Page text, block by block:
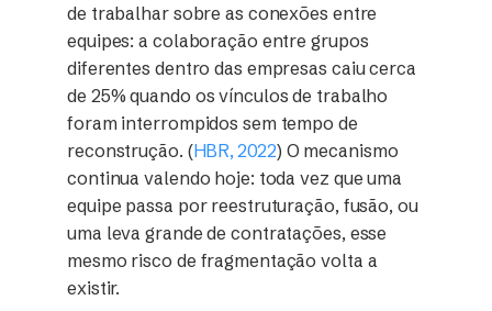
de trabalhar sobre as conexões entre
equipes: a colaboração entre grupos
diferentes dentro das empresas caiu cerca
de 25% quando os vínculos de trabalho
foram interrompidos sem tempo de
reconstrução. (HBR, 2022) O mecanismo
continua valendo hoje: toda vez que uma
equipe passa por reestruturação, fusão, ou
uma leva grande de contratações, esse
mesmo risco de fragmentação volta a
existir.